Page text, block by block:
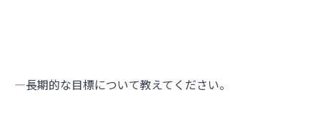
―長期的な目標について教えてください。